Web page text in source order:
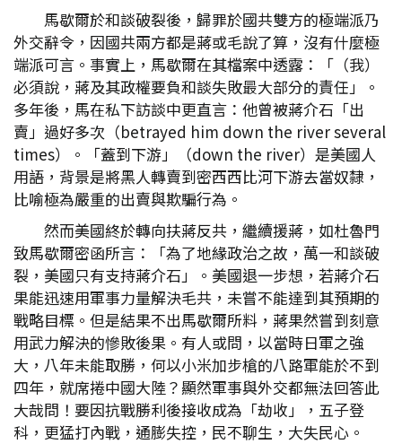
馬歇爾於和談破裂後，歸罪於國共雙方的極端派乃
外交辭令，因國共兩方都是蔣或毛說了算，沒有什麼極
端派可言。事實上，馬歇爾在其檔案中透露：「（我）
必須說，蔣及其政權要負和談失敗最大部分的責任」。
多年後，馬在私下訪談中更直言：他曾被蔣介石「出
賣」過好多次（betrayed him down the river several
times）。「蓋到下游」（down the river）是美國人
用語，背景是將黑人轉賣到密西西比河下游去當奴隸，
比喻極為嚴重的出賣與欺騙行為。
然而美國終於轉向扶蔣反共，繼續援蔣，如杜魯門
致馬歇爾密函所言：「為了地緣政治之故，萬一和談破
裂，美國只有支持蔣介石」。美國退一步想，若蔣介石
果能迅速用軍事力量解決毛共，未嘗不能達到其預期的
戰略目標。但是結果不出馬歇爾所料，蔣果然嘗到刻意
用武力解決的慘敗後果。有人或問，以當時日軍之強
大，八年未能取勝，何以小米加步槍的八路軍能於不到
四年，就席捲中國大陸？顯然軍事與外交都無法回答此
大哉問！要因抗戰勝利後接收成為「劫收」，五子登
科，更猛打內戰，通膨失控，民不聊生，大失民心。